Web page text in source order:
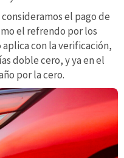
el pago de
el refrendo por los
con la verificación,
doble cero, y ya en el
por la cero.